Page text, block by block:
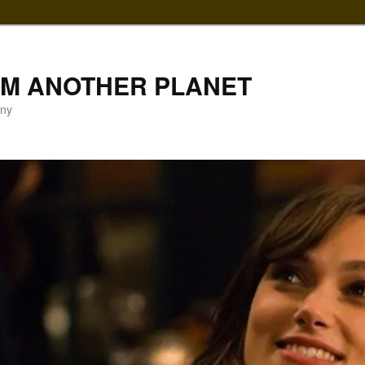
ANOTHER PLANET